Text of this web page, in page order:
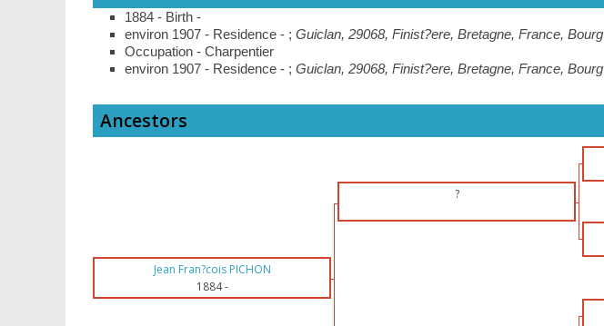
1884 - Birth -
environ 1907 - Residence - ; Guiclan, 29068, Finist?ere, Bretagne, France, Bourg
Occupation - Charpentier
environ 1907 - Residence - ; Guiclan, 29068, Finist?ere, Bretagne, France, Bourg
Ancestors
?
Jean Fran?cois PICHON
1884-